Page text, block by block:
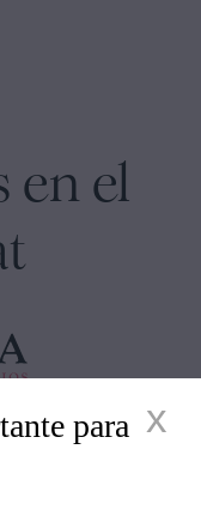
en el
a tota Espanya
para x